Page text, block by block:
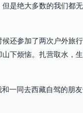
是绝大多数的我们都
还参加了两次户外旅
下烦恼。扎营取水，
一同去西藏自驾的朋